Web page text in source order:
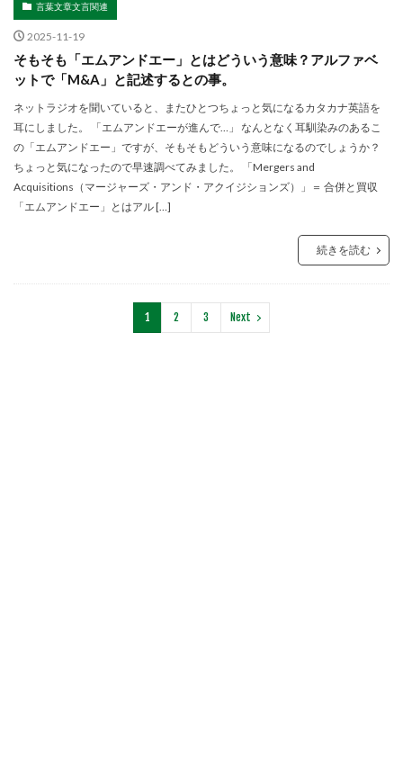
言葉文章文言関連
2025-11-19
そもそも「エムアンドエー」とはどういう意味？アルファベ
ットで「M&A」と記述するとの事。
ネットラジオを聞いていると、またひとつちょっと気になるカタカナ英語を
耳にしました。 「エムアンドエーが進んで…」 なんとなく耳馴染みのあるこ
の「エムアンドエー」ですが、そもそもどういう意味になるのでしょうか？
ちょっと気になったので早速調べてみました。 「Mergers and
Acquisitions（マージャーズ・アンド・アクイジションズ）」＝ 合併と買収
「エムアンドエー」とはアル […]
続きを読む
1 2 3 Next